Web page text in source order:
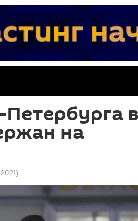
Петербурга в
на
)